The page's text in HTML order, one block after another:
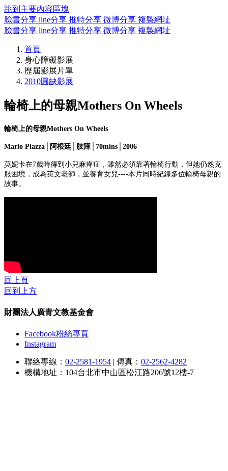
跳到主要內容區塊
臉書分享 line分享 推特分享 微博分享 複製網址
臉書分享 line分享 推特分享 微博分享 複製網址
首頁
身心障礙影展
歷屆影展片單
2010圓缺影展
輪椅上的母親Mothers On Wheels
輪椅上的母親Mothers On Wheels
Mario Piazza│阿根廷│肢障│70mins│2006
莫妮卡在7歲時得到小兒麻痺症，雖然必須靠著輪椅行動，但她仍然克
服困境，成為英文老師，並養育女兒----本片同時紀錄多位輪椅母親的
故事。
回上頁
回到上方
財團法人廣青文教基金會
Facebook粉絲專頁
Instagram
聯絡專線： 02-2581-1954 | 傳真： 02-2562-4282
機構地址：104台北市中山區松江路206號12樓-7